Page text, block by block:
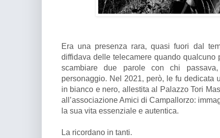
Era una presenza rara, quasi fuori dal
diffidava delle telecamere quando qualcuno
scambiare due parole con chi
personaggio. Nel 2021, però, le fu dedicata
in bianco e nero, allestita al Palazzo Tori
all’associazione Amici di Campallorzo:
la sua vita essenziale e autentica.
La ricordano in tanti.